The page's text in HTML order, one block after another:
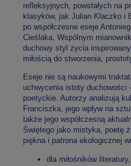
refleksyjnych, powstałych na
klasyków, jak Julian Klaczko i
po współczesne eseje
Cieślaka. Wspólnym
duchowy styl życia
miłością do stworzenia,
Eseje nie są naukowymi
uchwycenia istoty duchowości
poetyckie. Autorzy analizują
Franciszka, jego wpływ na
także jego współczesną
Świętego jako mistyka, poetę
piękna i patrona ekologicznej
dla miłośników